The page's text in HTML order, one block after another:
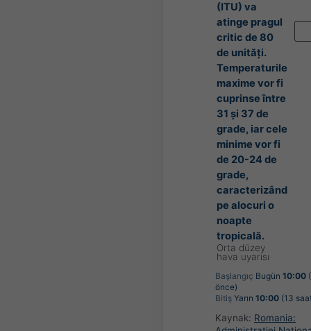
(ITU) va
atinge pragul
critic de 80
de unități.
Temperaturile
maxime vor fi
cuprinse între
31 și 37 de
grade, iar cele
minime vor fi
de 20-24 de
grade,
caracterizând
pe alocuri o
noapte
tropicală.
Orta düzey
hava uyarısı
Başlangıç Bugün 10:00
önce)
Bitiş Yarın 10:00 (13
Kaynak: Romania: